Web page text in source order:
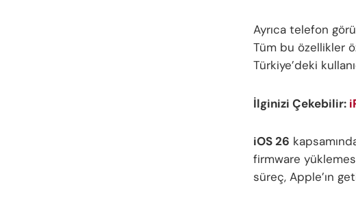
Ayrıca telefon
Tüm bu özellikler
Türkiye’deki
İlginizi Çekebilir:
iOS 26
firmware
süreç, Apple’ın